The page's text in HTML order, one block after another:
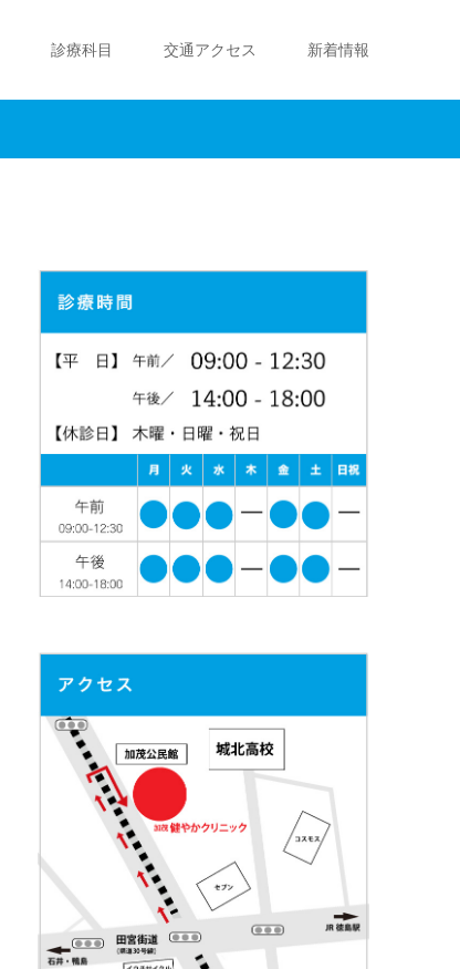
診療科目 交通アクセス 新着情報